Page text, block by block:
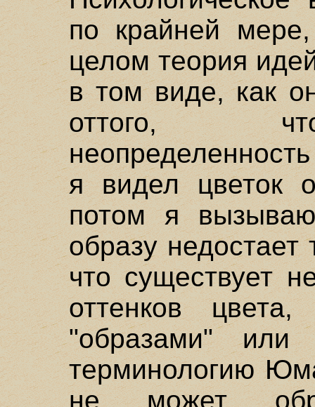
по крайней
целом теория
в том виде, как
оттого,
я видел цветок
потом я
образу
что существует
оттенков
"образами" или
терминологию
не может